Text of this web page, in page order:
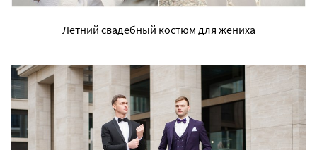
Летний свадебный костюм для жениха